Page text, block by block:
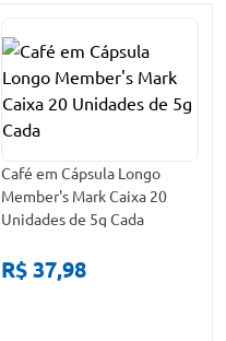
Café em Cápsula Longo
Member's Mark Caixa 20
Unidades de 5g Cada
R$ 37,98